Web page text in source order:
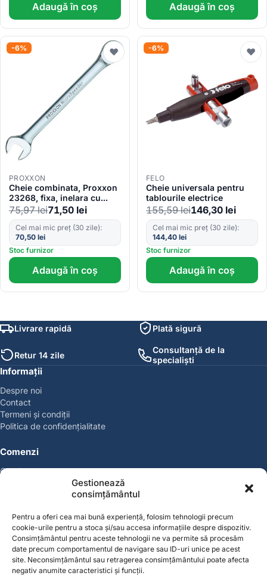
Gestionează
consimțământul
Pentru a oferi cea mai bună experiență, folosim tehnologii precum
cookie-urile pentru a stoca și/sau accesa informațiile despre dispozitiv.
Consimțământul pentru aceste tehnologii ne va permite să procesăm
date precum comportamentul de navigare sau ID-uri unice pe acest
site. Neconsimțământul sau retragerea consimțământului poate afecta
negativ anumite caracteristici și funcții.
Adaugă în coș Adaugă în coș
-6% ♥
PROXXON
Cheie combinata, Proxxon
23268, fixa, inelara cu
clichet, 19mm
75,97lei71,50 lei
Cel mai mic preț (30 zile):
70,50 lei
Stoc furnizor
Adaugă în coș
-6% ♥
FELO
Cheie universala pentru
tablourile electrice
155,59lei146,30 lei
Cel mai mic preț (30 zile):
144,40 lei
Stoc furnizor
Adaugă în coș
Livrare rapidă Plată sigură
Retur 14 zile
Consultanță de la
specialiști
Informații
Despre noi
Contact
Termeni și condiții
Politica de confidențialitate
Comenzi
Coșul meu
Cont
Contul meu
Favorite
Magazin